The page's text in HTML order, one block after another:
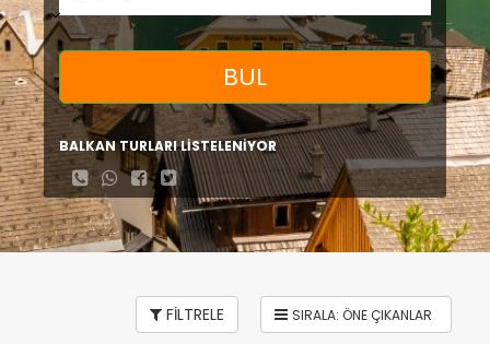
BUL
BALKAN TURLARI LİSTELENİYOR
FİLTRELE